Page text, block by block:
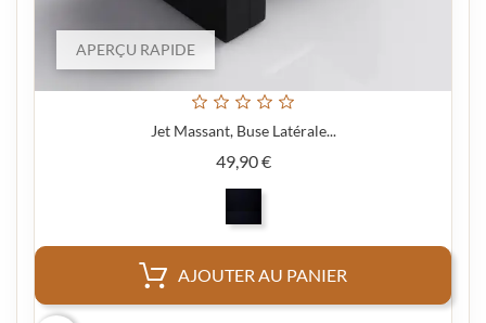
APERÇU RAPIDE
Jet Massant, Buse Latérale...
49,90 €Prix
AJOUTER AU PANIER